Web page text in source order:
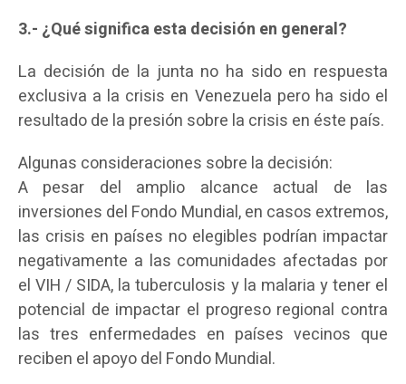
3.- ¿Qué significa esta decisión en general?
La decisión de la junta no ha sido en respuesta
exclusiva a la crisis en Venezuela pero ha sido el
resultado de la presión sobre la crisis en éste país.
Algunas consideraciones sobre la decisión:
A pesar del amplio alcance actual de las
inversiones del Fondo Mundial, en casos extremos,
las crisis en países no elegibles podrían impactar
negativamente a las comunidades afectadas por
el VIH / SIDA, la tuberculosis y la malaria y tener el
potencial de impactar el progreso regional contra
las tres enfermedades en países vecinos que
reciben el apoyo del Fondo Mundial.